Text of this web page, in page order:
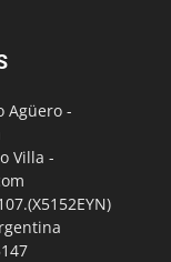
Agüero -
Villa -